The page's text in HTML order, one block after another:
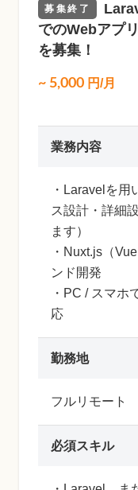
募集終了
でのWebアプ
を募集！
~ 5,000 円/月
業務内容
・Laravelを
ス設計・詳細
ます）
・Nuxt.js（
ンド開発
・PC / スマホ
応
勤務地
フルリモート
必須スキル